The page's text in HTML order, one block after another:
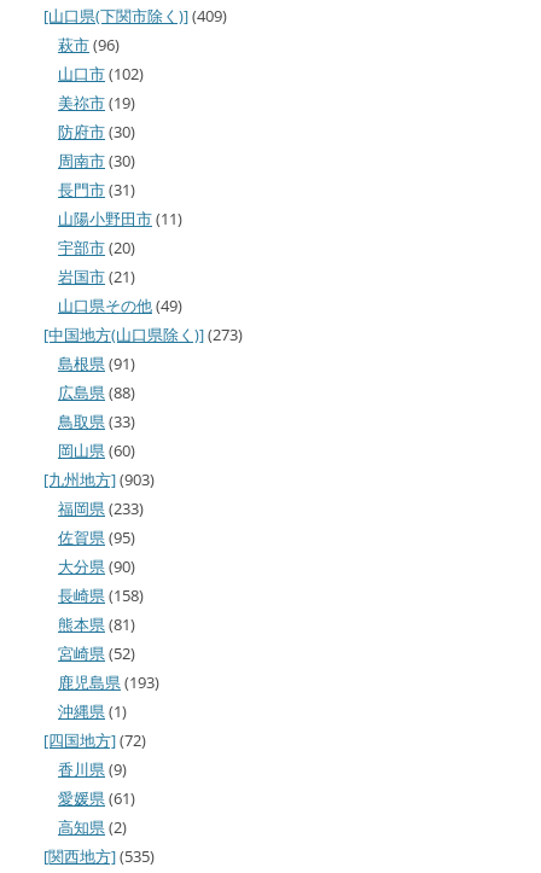
[山口県(下関市除く)](409)
萩市(96)
山口市(102)
美祢市(19)
防府市(30)
周南市(30)
長門市(31)
山陽小野田市(11)
宇部市(20)
岩国市(21)
山口県その他(49)
[中国地方(山口県除く)](273)
島根県(91)
広島県(88)
鳥取県(33)
岡山県(60)
[九州地方](903)
福岡県(233)
佐賀県(95)
大分県(90)
長崎県(158)
熊本県(81)
宮崎県(52)
鹿児島県(193)
沖縄県(1)
[四国地方](72)
香川県(9)
愛媛県(61)
高知県(2)
[関西地方](535)